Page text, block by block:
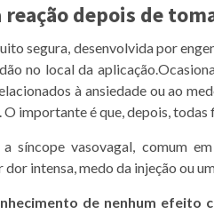
depois de
segura, desenvolvida por
no local da
à ansiedade ou ao
importante é que, depois, todas
síncope vasovagal, comum
intensa, medo da injeção ou
de nenhum efeito